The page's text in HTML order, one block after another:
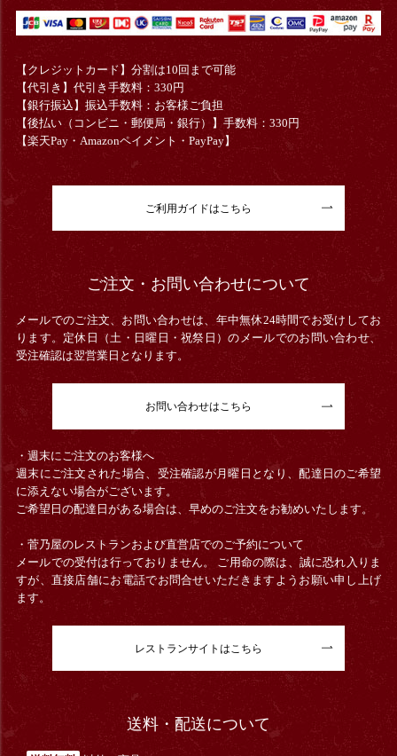
【クレジットカード】分割は10回まで可能
【代引き】代引き手数料：330円
【銀行振込】振込手数料：お客様ご負担
【後払い（コンビニ・郵便局・銀行）】手数料：330円
【楽天Pay・Amazonペイメント・PayPay】
ご利用ガイドはこちら
ご注文・お問い合わせについて
メールでのご注文、お問い合わせは、年中無休24時間でお受けしてお
ります。定休日（土・日曜日・祝祭日）のメールでのお問い合わせ、
受注確認は翌営業日となります。
お問い合わせはこちら
・週末にご注文のお客様へ
週末にご注文された場合、受注確認が月曜日となり、配達日のご希望
に添えない場合がございます。
ご希望日の配達日がある場合は、早めのご注文をお勧めいたします。
・菅乃屋のレストランおよび直営店でのご予約について
メールでの受付は行っておりません。 ご用命の際は、誠に恐れ入りま
すが、直接店舗にお電話でお問合せいただきますようお願い申し上げ
ます。
レストランサイトはこちら
送料・配送について